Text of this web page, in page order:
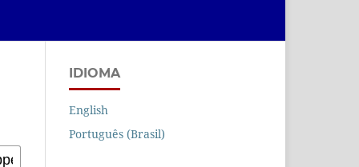
IDIOMA
English
Português (Brasil)